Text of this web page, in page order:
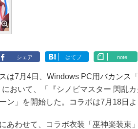
シェア はてブ note
は7月4日、Windows PC用バカンス
おいて、「『シノビマスター 閃乱カ
ン」を開始した。コラボは7月18日よ
あわせて、コラボ衣装「巫神楽装束